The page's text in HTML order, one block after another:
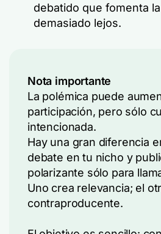
debatido que fomenta
demasiado lejos.
Nota importante
La polémica puede
participación, pero sólo
intencionada.
Hay una gran diferencia
debate en tu nicho y
polarizante sólo para
Uno crea relevancia; el
contraproducente.